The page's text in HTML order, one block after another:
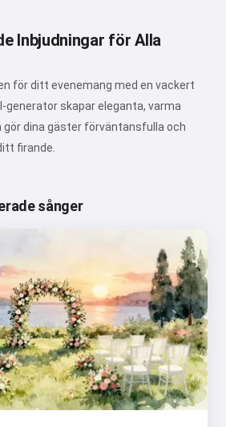
Inbjudningar för Alla
för ditt evenemang med en vackert
generator skapar eleganta, varma
dina gäster förväntansfulla och
firande.
sånger